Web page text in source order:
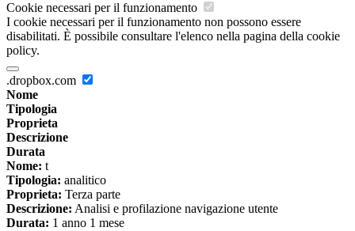
Cookie necessari per il funzionamento
I cookie necessari per il funzionamento non possono essere
disabilitati. È possibile consultare l'elenco nella pagina della cookie
policy.
.dropbox.com
Nome
Tipologia
Proprieta
Descrizione
Durata
Nome: t
Tipologia: analitico
Proprieta: Terza parte
Descrizione: Analisi e profilazione navigazione utente
Durata: 1 anno 1 mese